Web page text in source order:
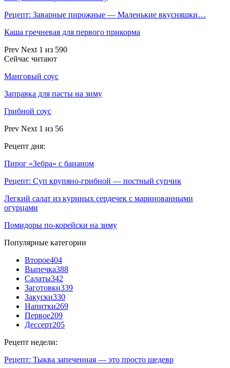
Рецепт: Заварные пирожные — Маленькие вкусняшки…
Каша гречневая для первого прикорма
Prev Next 1 из 590
Сейчас читают
Манговый соус
Заправка для пасты на зиму
Грибной соус
Prev Next 1 из 56
Рецепт дня:
Пирог «Зебра» с бананом
Рецепт: Суп крупяно-грибной — постный супчик
Легкий салат из куриных сердечек с маринованными
огурцами
Помидоры по-корейски на зиму
Популярные категории
Второе404
Выпечка388
Салаты342
Заготовки339
Закуски330
Напитки269
Первое209
Дессерт205
Рецепт недели:
Рецепт: Тыква запеченная — это просто шедевр